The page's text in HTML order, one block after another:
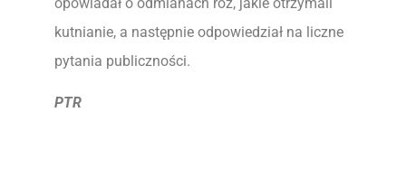
kutnianie, a następnie odpowiedział na liczne
pytania publiczności.
PTR